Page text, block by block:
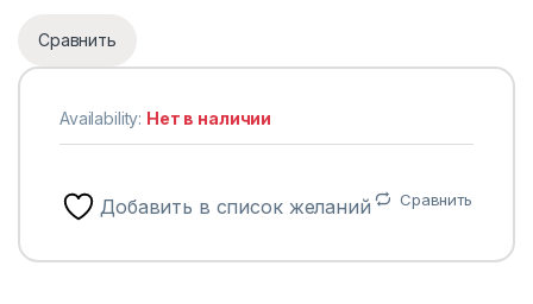
Сравнить
Availability: Нет в наличии
Добавить в список желаний Сравнить